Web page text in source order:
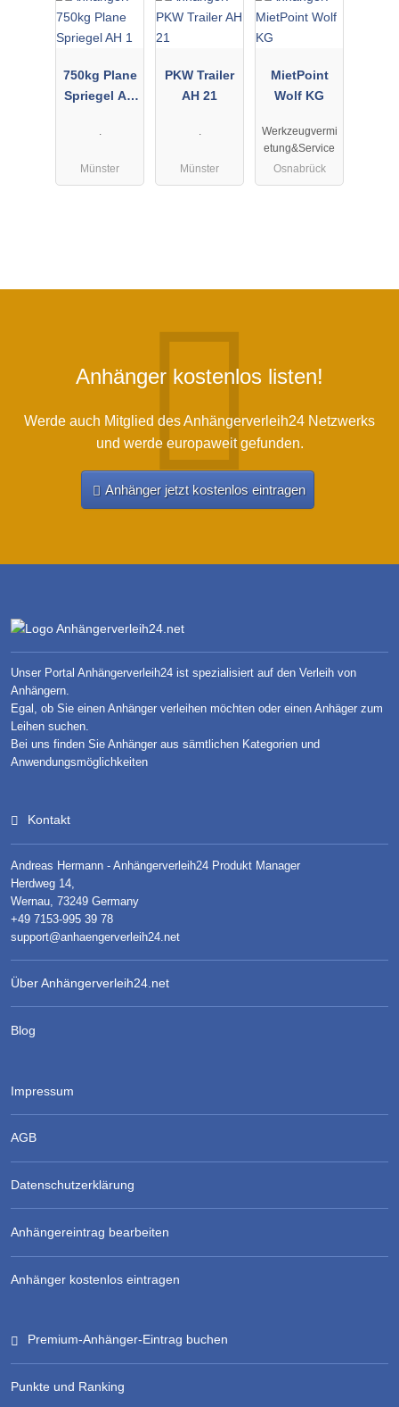
750kg Plane
Spriegel AH
.
Münster
PKW Trailer
AH 21
.
Münster
MietPoint
Wolf KG
Werkzeugvermi
etung&Service
Osnabrück
Anhänger kostenlos listen!
Werde auch Mitglied des Anhängerverleih24 Netzwerks
und werde europaweit gefunden.
Anhänger jetzt kostenlos eintragen
Unser Portal Anhängerverleih24 ist spezialisiert auf den Verleih von
Anhängern.
Egal, ob Sie einen Anhänger verleihen möchten oder einen Anhäger zum
Leihen suchen.
Bei uns finden Sie Anhänger aus sämtlichen Kategorien und
Anwendungsmöglichkeiten
Kontakt
Andreas Hermann - Anhängerverleih24 Produkt Manager
Herdweg 14,
Wernau, 73249 Germany
+49 7153-995 39 78
support@anhaengerverleih24.net
Über Anhängerverleih24.net
Blog
Impressum
AGB
Datenschutzerklärung
Anhängereintrag bearbeiten
Anhänger kostenlos eintragen
Premium-Anhänger-Eintrag buchen
Punkte und Ranking